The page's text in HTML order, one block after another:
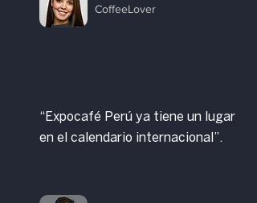
CoffeeLover
“Expocafé Perú ya tiene un lugar
en el calendario internacional”.